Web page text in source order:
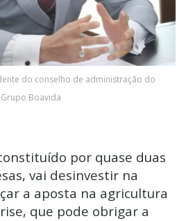
do conselho de administração do
Grupo Boavida
por quase duas
vai desinvestir na
a aposta na agricultura
que pode obrigar a